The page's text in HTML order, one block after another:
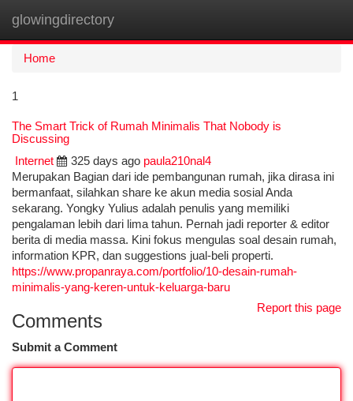
glowingdirectory
Home
1
The Smart Trick of Rumah Minimalis That Nobody is
Discussing
Internet
325 days ago paula210nal4
Merupakan Bagian dari ide pembangunan rumah, jika dirasa ini
bermanfaat, silahkan share ke akun media sosial Anda
sekarang. Yongky Yulius adalah penulis yang memiliki
pengalaman lebih dari lima tahun. Pernah jadi reporter & editor
berita di media massa. Kini fokus mengulas soal desain rumah,
information KPR, dan suggestions jual-beli properti.
https://www.propanraya.com/portfolio/10-desain-rumah-
minimalis-yang-keren-untuk-keluarga-baru
Report this page
Comments
Submit a Comment